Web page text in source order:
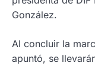
González.
Al concluir la
apuntó, se